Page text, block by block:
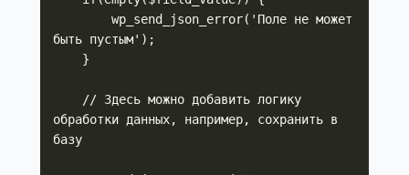
быть пустым');
обработки данных, например, сохранить в
базу